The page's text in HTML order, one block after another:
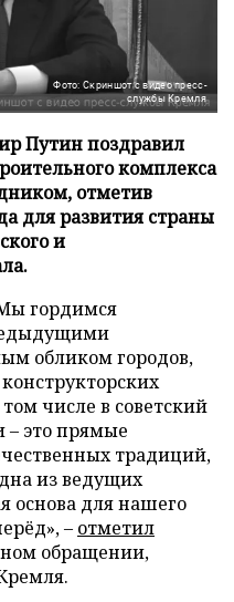
Фото: Скриншот с видео пресс-
службы Кремля
Путин поздравил
комплекса
отметив
для развития страны
и
гордимся
обликом городов,
числе в советский
– это прямые
традиций,
из ведущих
основа для нашего
– отметил
обращении,